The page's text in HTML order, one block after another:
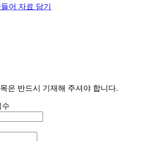
어 자료 담기
은 반드시 기재해 주셔야 합니다.